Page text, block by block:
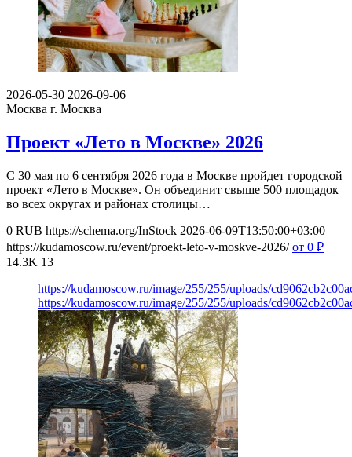
2026-05-30 2026-09-06
Москва г. Москва
Проект «Лето в Москве» 2026
С 30 мая по 6 сентября 2026 года в Москве пройдет городской
проект «Лето в Москве». Он объединит свыше 500 площадок
во всех округах и районах столицы…
0 RUB https://schema.org/InStock 2026-06-09T13:50:00+03:00
https://kudamoscow.ru/event/proekt-leto-v-moskve-2026/ от 0 ₽
14.3K 13
https://kudamoscow.ru/image/255/255/uploads/
https://kudamoscow.ru/image/255/255/uploads/